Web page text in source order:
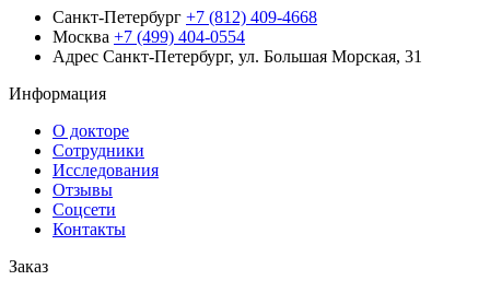
Санкт-Петербург +7 (812) 409-4668
Москва +7 (499) 404-0554
Адрес Санкт-Петербург, ул. Большая Морская, 31
Информация
О докторе
Сотрудники
Исследования
Отзывы
Соцсети
Контакты
Заказ